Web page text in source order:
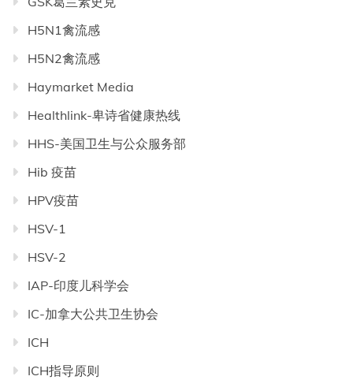
H5N1禽流感
H5N2禽流感
Haymarket Media
Healthlink-卑诗省健康热线
HHS-美国卫生与公众服务部
Hib 疫苗
HPV疫苗
HSV-1
HSV-2
IAP-印度儿科学会
IC-加拿大公共卫生协会
ICH
ICH指导原则